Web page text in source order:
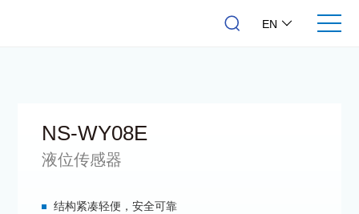
EN
NS-WY08E
液位传感器
结构紧凑轻便，安全可靠